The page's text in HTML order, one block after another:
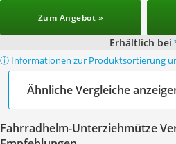
Zum Angebot »
Erhältlich bei
ⓘ Informationen zur Produktsortierung
Ähnliche Vergleiche
Fahrradhelm-Unterziehmütze